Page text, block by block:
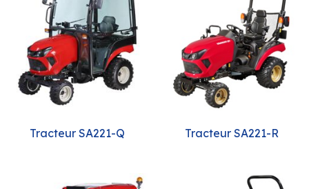
Tracteur SA221-Q Tracteur SA221-R